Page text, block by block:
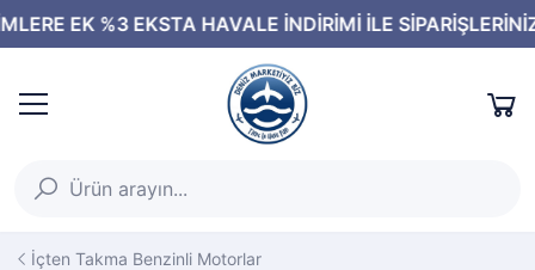
İçten Takma Benzinli Motorlar